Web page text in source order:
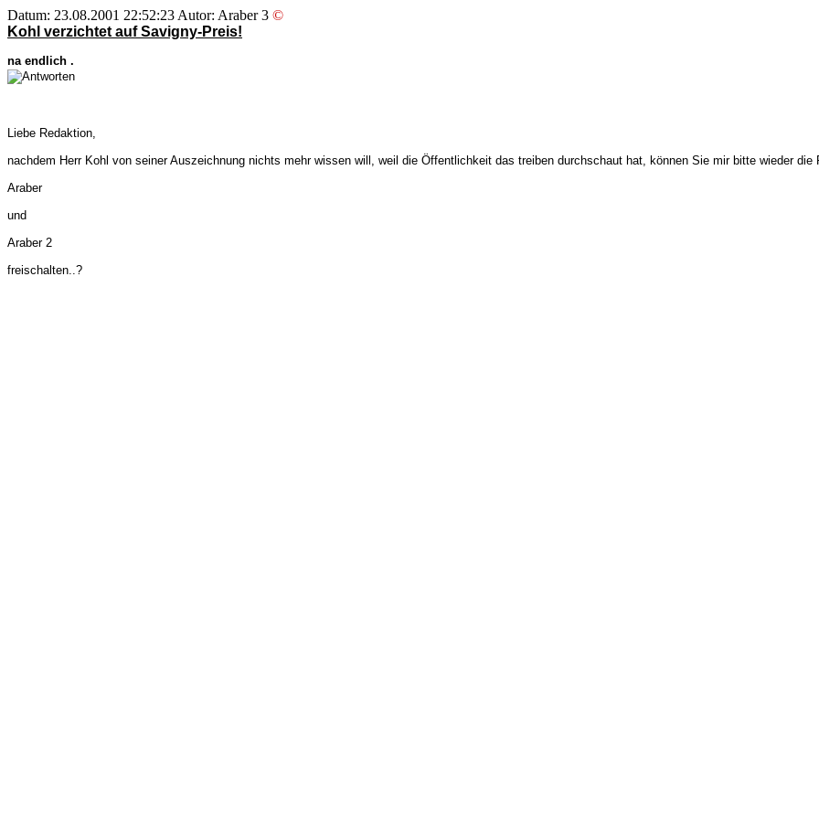
Datum: 23.08.2001 22:52:23 Autor: Araber 3 ©
Kohl verzichtet auf Savigny-Preis!
na endlich .
Liebe Redaktion,
nachdem Herr Kohl von seiner Auszeichnung nichts mehr wissen will, weil die Öffentlichkeit das treiben durchschaut hat, können Sie mir bitte wieder die
Araber
und
Araber 2
freischalten..?